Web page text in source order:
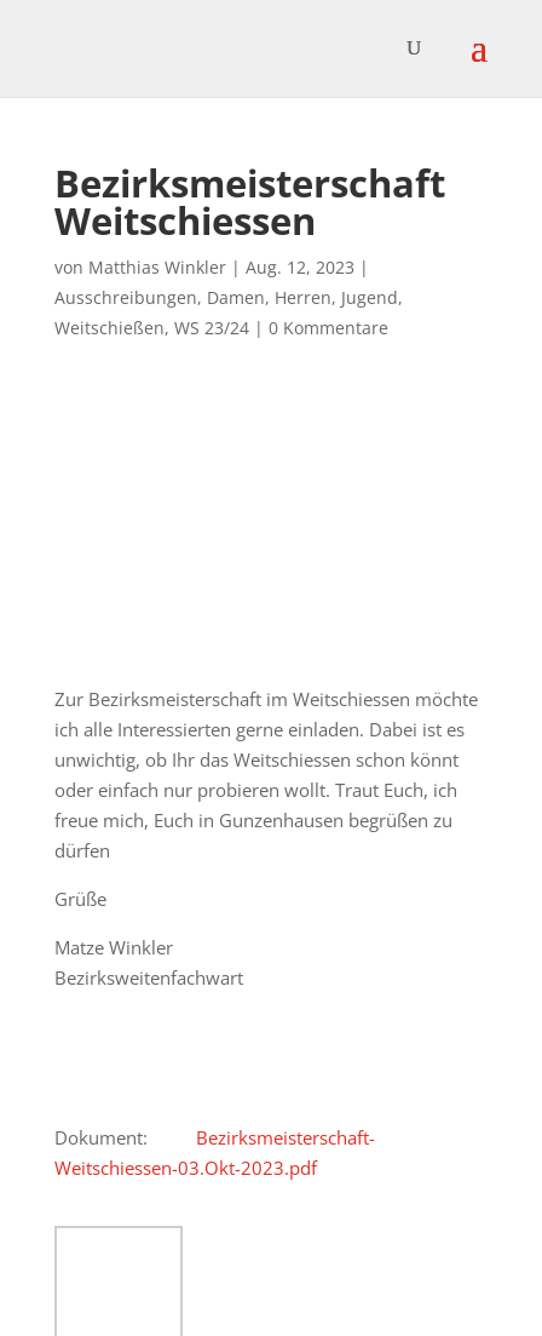
Bezirksmeisterschaft
Weitschiessen
von Matthias Winkler| Aug. 12, 2023 |
Ausschreibungen, Damen, Herren, Jugend,
Weitschießen, WS 23/24| 0 Kommentare
Zur Bezirksmeisterschaft im Weitschiessen möchte
ich alle Interessierten gerne einladen. Dabei ist es
unwichtig, ob Ihr das Weitschiessen schon könnt
oder einfach nur probieren wollt. Traut Euch, ich
freue mich, Euch in Gunzenhausen begrüßen zu
dürfen
Grüße
Matze Winkler
Bezirksweitenfachwart
Dokument:
Bezirksmeisterschaft-
Weitschiessen-03.Okt-2023.pdf